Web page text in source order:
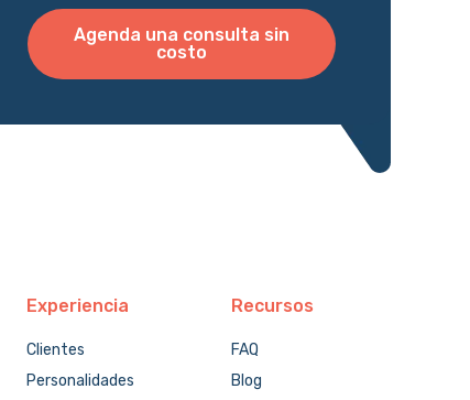
Agenda una consulta sin
costo
Experiencia
Clientes
Personalidades
Recursos
FAQ
Blog